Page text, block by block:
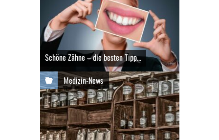
Schöne Zähne – die besten Tipp...
Medizin-News